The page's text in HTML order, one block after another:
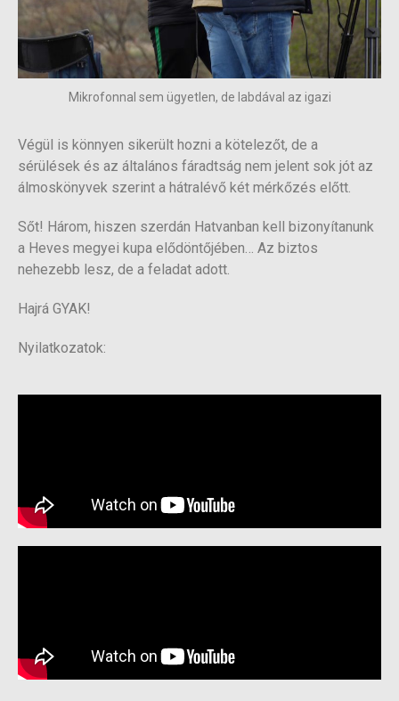
Mikrofonnal sem ügyetlen, de labdával az igazi
Végül is könnyen sikerült hozni a kötelezőt, de a
sérülések és az általános fáradtság nem jelent sok jót az
álmoskönyvek szerint a hátralévő két mérkőzés előtt.
Sőt! Három, hiszen szerdán Hatvanban kell bizonyítanunk
a Heves megyei kupa elődöntőjében… Az biztos
nehezebb lesz, de a feladat adott.
Hajrá GYAK!
Nyilatkozatok: